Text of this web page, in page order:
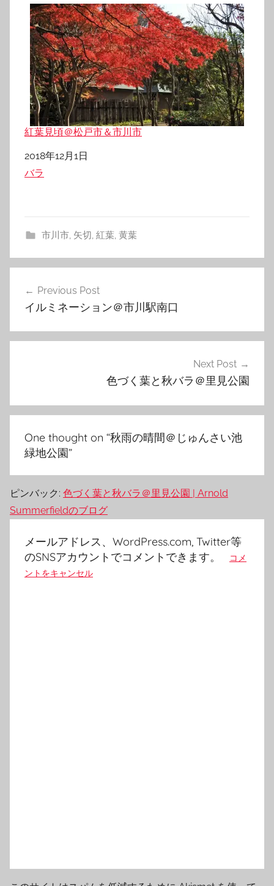
紅葉見頃＠松戸市＆市川市
日付
2018年12月1日
関連理由
バラ
市川市, 矢切, 紅葉, 黄葉
ビ
シ
ョ
ン
Previous Post
イルミネーション＠市川駅南口
Next Post
色づく葉と秋バラ＠里見公園
One thought on “秋雨の晴間＠じゅんさい池
緑地公園”
ピンバック: 色づく葉と秋バラ＠里見公園 | Arnold
Summerfieldのブログ
メールアドレス、WordPress.com, Twitter等
のSNSアカウントでコメントできます。
コメ
ントをキャンセル